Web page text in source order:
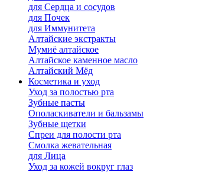
для Сердца и сосудов
для Почек
для Иммунитета
Алтайские экстракты
Мумиё алтайское
Алтайское каменное масло
Алтайский Мёд
Косметика и уход
Уход за полостью рта
Зубные пасты
Ополаскиватели и бальзамы
Зубные щетки
Спреи для полости рта
Смолка жевательная
для Лица
Уход за кожей вокруг глаз